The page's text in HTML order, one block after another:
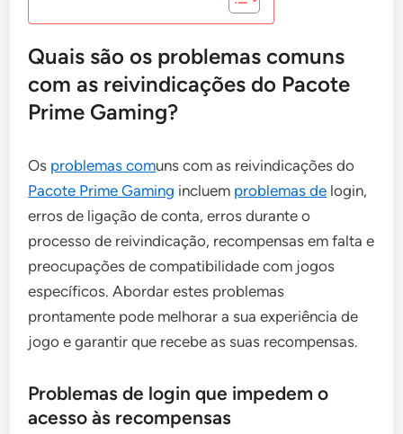
Quais são os problemas comuns
com as reivindicações do Pacote
Prime Gaming?
Os problemas comuns com as reivindicações do
Pacote Prime Gaming incluem problemas de login,
erros de ligação de conta, erros durante o
processo de reivindicação, recompensas em falta e
preocupações de compatibilidade com jogos
específicos. Abordar estes problemas
prontamente pode melhorar a sua experiência de
jogo e garantir que recebe as suas recompensas.
Problemas de login que impedem o
acesso às recompensas